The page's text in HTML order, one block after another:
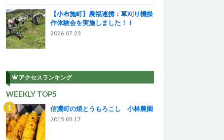
【小布施町】農福連携：草刈り機操
作体験会を実施しました！！
2026.07.23
アクセスランキング
WEEKLY TOP5
信濃町の焼とうもろこし 小林農園
2015.08.17